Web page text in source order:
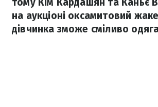
на аукціоні оксамитовий
дівчинка зможе сміливо